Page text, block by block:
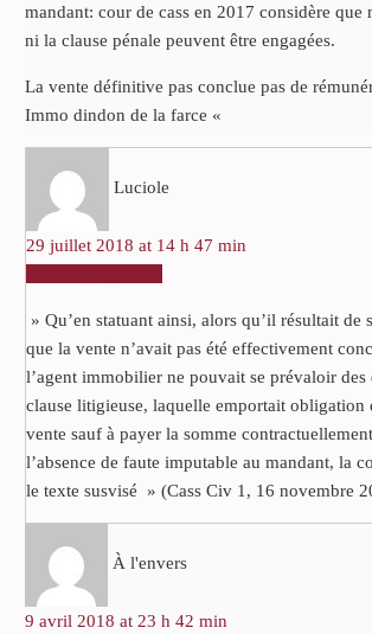
mandant: cour de cass en 2017 considère que
ni la clause pénale peuvent être engagées.
La vente définitive pas conclue pas de
Immo dindon de la farce «
Luciole
29 juillet 2018 at 14 h 47 min
» Qu’en statuant ainsi, alors qu’il résultait de
que la vente n’avait pas été effectivement
l’agent immobilier ne pouvait se prévaloir des
clause litigieuse, laquelle emportait obligation
vente sauf à payer la somme
l’absence de faute imputable au mandant, la
le texte susvisé » (Cass Civ 1, 16 novembre
À l'envers
9 avril 2018 at 23 h 42 min